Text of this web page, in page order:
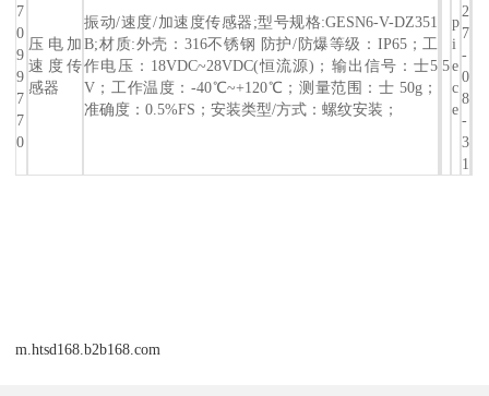
7
0
9
9
7
7
0
压电加
速度传
感器
振动/速度/加速度传感器;型号规格:GESN6-V-DZ351
B;材质:外壳：316不锈钢 防护/防爆等级：IP65；工
作电压：18VDC~28VDC(恒流源)；输出信号：士5
V；工作温度：-40℃~+120℃；测量范围：士 50g；
准确度：0.5%FS；安装类型/方式：螺纹安装；
5
p
i
e
c
e
2
7
-
0
8
-
3
1
m.htsd168.b2b168.com